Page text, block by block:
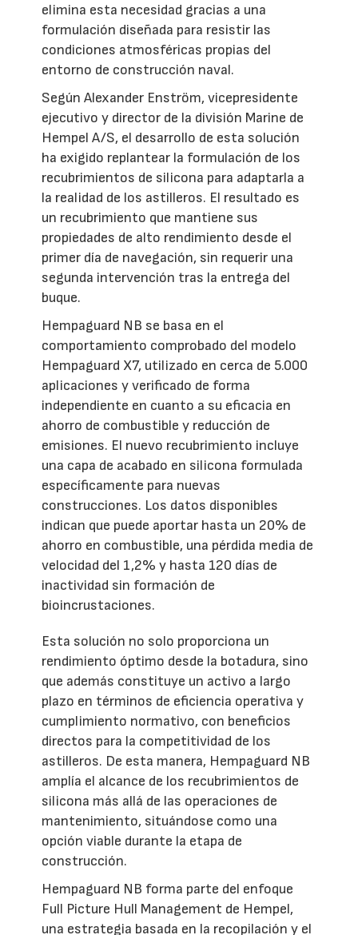
elimina esta necesidad gracias a una
formulación diseñada para resistir las
condiciones atmosféricas propias del
entorno de construcción naval.
Según Alexander Enström, vicepresidente
ejecutivo y director de la división Marine de
Hempel A/S, el desarrollo de esta solución
ha exigido replantear la formulación de los
recubrimientos de silicona para adaptarla a
la realidad de los astilleros. El resultado es
un recubrimiento que mantiene sus
propiedades de alto rendimiento desde el
primer día de navegación, sin requerir una
segunda intervención tras la entrega del
buque.
Hempaguard NB se basa en el
comportamiento comprobado del modelo
Hempaguard X7, utilizado en cerca de 5.000
aplicaciones y verificado de forma
independiente en cuanto a su eficacia en
ahorro de combustible y reducción de
emisiones. El nuevo recubrimiento incluye
una capa de acabado en silicona formulada
específicamente para nuevas
construcciones. Los datos disponibles
indican que puede aportar hasta un 20% de
ahorro en combustible, una pérdida media de
velocidad del 1,2% y hasta 120 días de
inactividad sin formación de
bioincrustaciones.
Esta solución no solo proporciona un
rendimiento óptimo desde la botadura, sino
que además constituye un activo a largo
plazo en términos de eficiencia operativa y
cumplimiento normativo, con beneficios
directos para la competitividad de los
astilleros. De esta manera, Hempaguard NB
amplía el alcance de los recubrimientos de
silicona más allá de las operaciones de
mantenimiento, situándose como una
opción viable durante la etapa de
construcción.
Hempaguard NB forma parte del enfoque
Full Picture Hull Management de Hempel,
una estrategia basada en la recopilación y el